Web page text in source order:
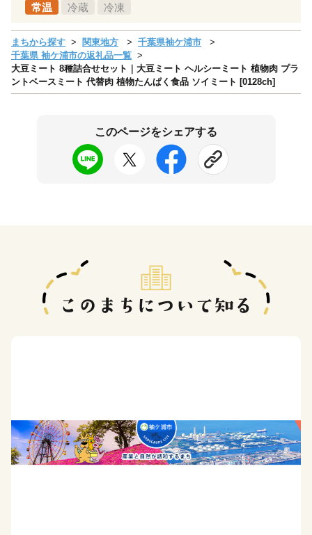
常温 冷蔵 冷凍
まちから探す 関東地方
千葉県袖ケ浦市
千葉県 袖ケ浦市の返礼品一覧
大豆ミート 8種詰合せセット｜大豆ミート ヘルシーミート 植物肉 プラ
ントベースミート 代替肉 植物たんぱく食品 ソイミート [0128ch]
このページをシェアする